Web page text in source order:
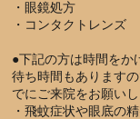
・眼鏡処方
・コンタクトレンズ
●下記の方は時間をか
待ち時間もあります
でにご来院をお願いし
・飛蚊症状や眼底の